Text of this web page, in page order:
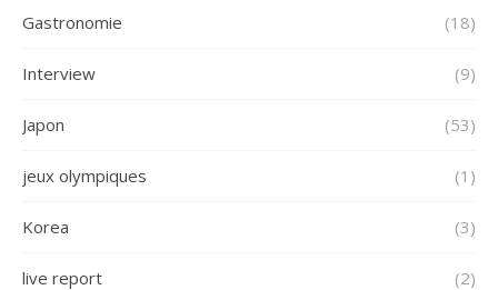
Gastronomie (18)
Interview (9)
Japon (53)
jeux olympiques (1)
Korea (3)
live report (2)